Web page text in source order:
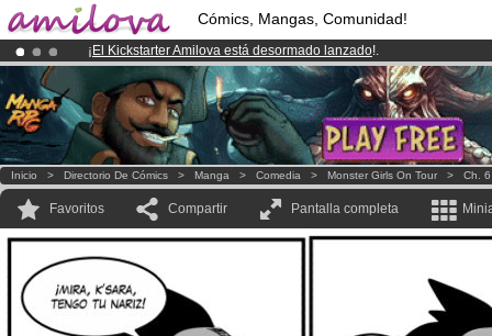
Cómics, Mangas, Comunidad!
¡ El Kickstarter Amilova está desormado lanzado!.
¡Conviertete en Premium por3.95 eurosal mes!Hazte Premium ya
¡Ya tenemos 100000miembrosy 1000 Cómics y Mangas!.
Inicio > Directorio De Cómics > Manga > Comedia > Monster Girls On Tour > Ch. 6
Favoritos Compartir Pantalla completa